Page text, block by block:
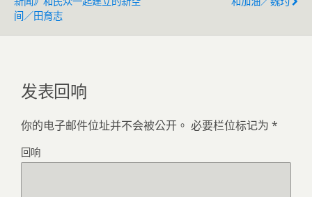
间／田育志
发表回响
你的电子邮件位址并不会被公开。 必要栏位标记为 *
回响